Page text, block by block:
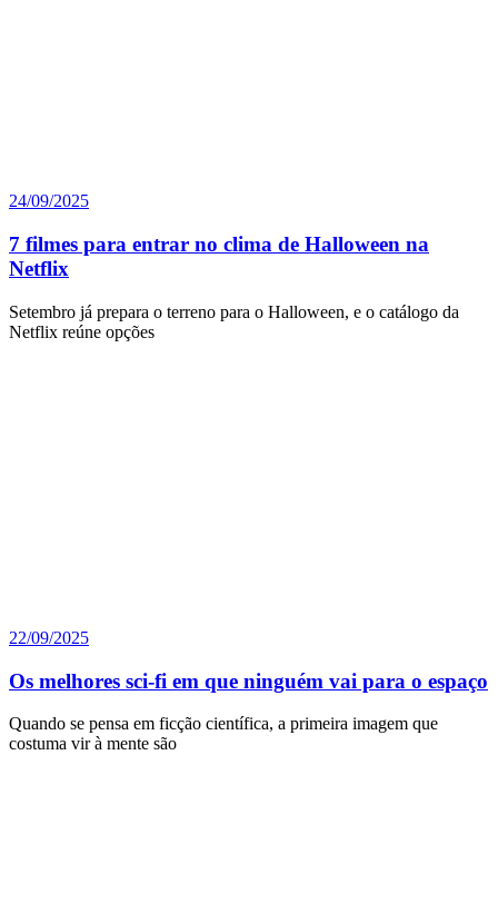
24/09/2025
7 filmes para entrar no clima de Halloween na
Netflix
Setembro já prepara o terreno para o Halloween, e o catálogo da
Netflix reúne opções
22/09/2025
Os melhores sci-fi em que ninguém vai para o espaço
Quando se pensa em ficção científica, a primeira imagem que
costuma vir à mente são